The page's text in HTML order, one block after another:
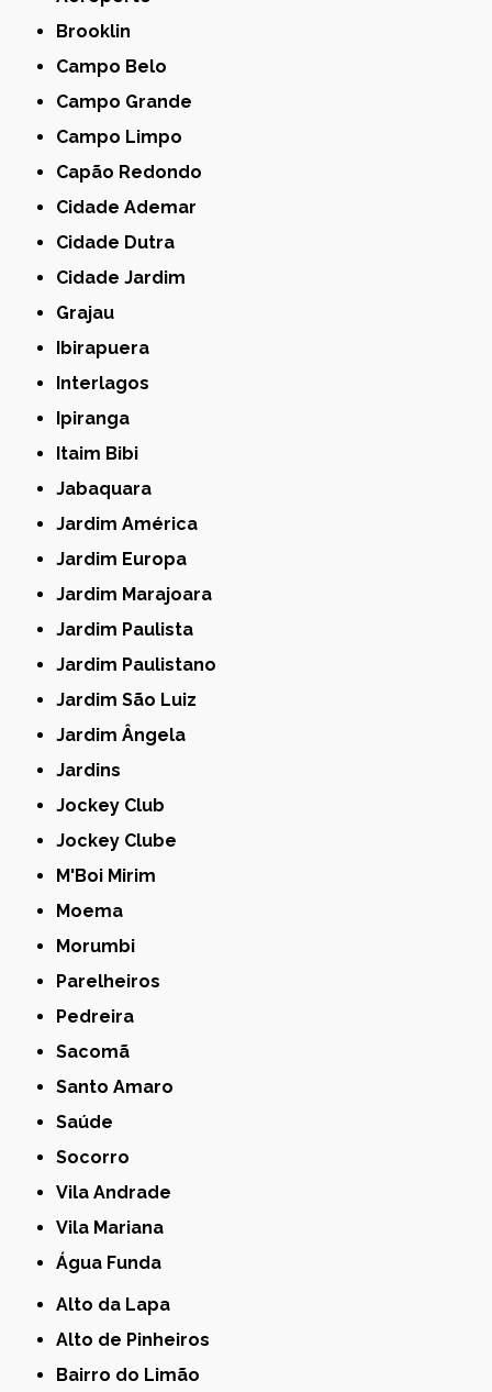
Brooklin
Campo Belo
Campo Grande
Campo Limpo
Capão Redondo
Cidade Ademar
Cidade Dutra
Cidade Jardim
Grajau
Ibirapuera
Interlagos
Ipiranga
Itaim Bibi
Jabaquara
Jardim América
Jardim Europa
Jardim Marajoara
Jardim Paulista
Jardim Paulistano
Jardim São Luiz
Jardim Ângela
Jardins
Jockey Club
Jockey Clube
M'Boi Mirim
Moema
Morumbi
Parelheiros
Pedreira
Sacomã
Santo Amaro
Saúde
Socorro
Vila Andrade
Vila Mariana
Água Funda
Alto da Lapa
Alto de Pinheiros
Bairro do Limão